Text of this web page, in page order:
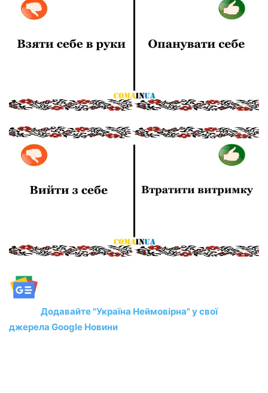
Додавайте "Україна Неймовірна" у свої
джерела Google Новини